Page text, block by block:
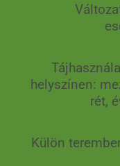
helyszínen:
rét,
Külön